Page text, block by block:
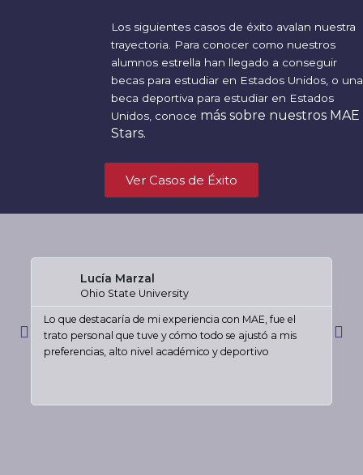
Los siguientes casos de éxito avalan nuestra
trayectoria. Para conocer como nuestros
alumnos estrella han llegado a conseguir
becas para estudiar en Estados Unidos, o una
beca deportiva para estudiar en Estados
Unidos, conoce más sobre nuestros MAE
Stars.
Ver Casos de Éxito
Lucía Marzal
Ohio State University
Leer
Lo que destacaría de mi experiencia con MAE, fue el
trato personal que tuve y cómo todo se ajustó a mis
preferencias, alto nivel académico y deportivo
Anterior